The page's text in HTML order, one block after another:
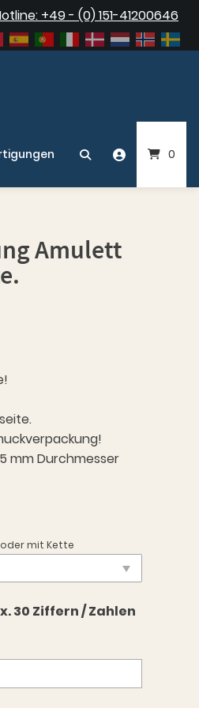
+49 - (0) 151-41200646
0
Amulett
mm Durchmesser
mit Kette
30 Ziffern / Zahlen